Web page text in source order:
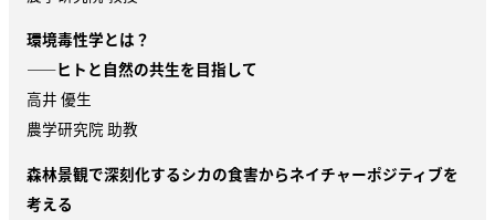
環境毒性学とは？
——ヒトと自然の共生を目指して
高井 優生
農学研究院 助教
森林景観で深刻化するシカの食害からネイチャーポジティブを
考える